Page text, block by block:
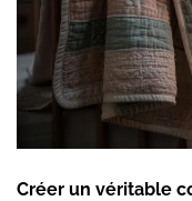
Créer un véritable